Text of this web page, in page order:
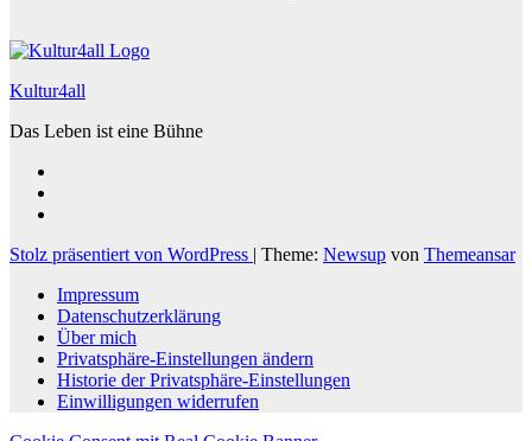
Kultur4all
Das Leben ist eine Bühne
Stolz präsentiert von WordPress | Theme: Newsup von Themeansar
Impressum
Datenschutz­erklärung
Über mich
Privatsphäre-Einstellungen ändern
Historie der Privatsphäre-Einstellungen
Einwilligungen widerrufen